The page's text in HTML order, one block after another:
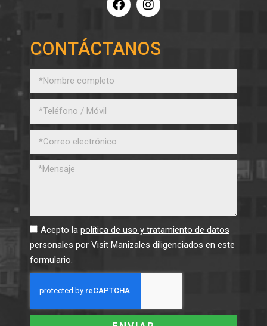
CONTÁCTANOS
Acepto la política de uso y tratamiento de datos
personales por Visit Manizales diligenciados en este
formulario.